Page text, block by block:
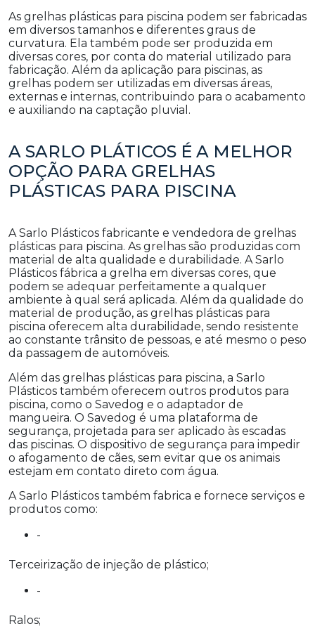
As grelhas plásticas para piscina podem ser fabricadas
em diversos tamanhos e diferentes graus de
curvatura. Ela também pode ser produzida em
diversas cores, por conta do material utilizado para
fabricação. Além da aplicação para piscinas, as
grelhas podem ser utilizadas em diversas áreas,
externas e internas, contribuindo para o acabamento
e auxiliando na captação pluvial.
A SARLO PLÁTICOS É A MELHOR
OPÇÃO PARA GRELHAS
PLÁSTICAS PARA PISCINA
A Sarlo Plásticos fabricante e vendedora de grelhas
plásticas para piscina. As grelhas são produzidas com
material de alta qualidade e durabilidade. A Sarlo
Plásticos fábrica a grelha em diversas cores, que
podem se adequar perfeitamente a qualquer
ambiente à qual será aplicada. Além da qualidade do
material de produção, as grelhas plásticas para
piscina oferecem alta durabilidade, sendo resistente
ao constante trânsito de pessoas, e até mesmo o peso
da passagem de automóveis.
Além das grelhas plásticas para piscina, a Sarlo
Plásticos também oferecem outros produtos para
piscina, como o Savedog e o adaptador de
mangueira. O Savedog é uma plataforma de
segurança, projetada para ser aplicado às escadas
das piscinas. O dispositivo de segurança para impedir
o afogamento de cães, sem evitar que os animais
estejam em contato direto com água.
A Sarlo Plásticos também fabrica e fornece serviços e
produtos como:
-
Terceirização de injeção de plástico;
-
Ralos;